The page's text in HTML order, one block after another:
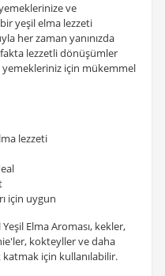
ve
yeşil elma lezzeti
her zaman yanınızda
lezzetli dönüşümler
yemekleriniz için mükemmel
lezzeti
için uygun
Elma Aroması, kekler,
kokteyller ve daha
için kullanılabilir.